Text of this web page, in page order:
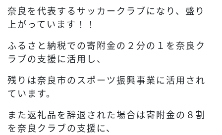
奈良を代表するサッカークラブになり、盛り
上がっています！！
ふるさと納税での寄附金の２分の１を奈良ク
ラブの支援に活用し、
残りは奈良市のスポーツ振興事業に活用され
ています。
また返礼品を辞退された場合は寄附金の８割
を奈良クラブの支援に、